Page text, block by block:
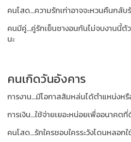
คนโสด...ความรักเก่าอาจจะหวนคืนกลับ
คนมีคู่...คู่รักเย็นชางอนกันไม่จบงานนี้ตั
นะ
คนเกิดวันอังคาร
การงาน...มีโอกาสส้มหล่นได้ตำแหน่งห
การเงิน...ใช้จ่ายเยอะหน่อยเพื่ออนาคต
คนโสด...รักใครชอบใครระวังโดนหลอก